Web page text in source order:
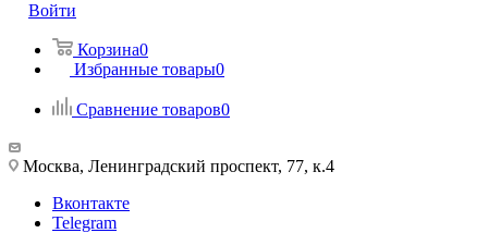
Войти
Корзина0
Избранные товары0
Сравнение товаров0
Москва, Ленинградский проспект, 77, к.4
Вконтакте
Telegram